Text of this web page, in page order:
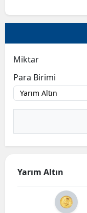
Miktar
Para Birimi
Yarım Altın